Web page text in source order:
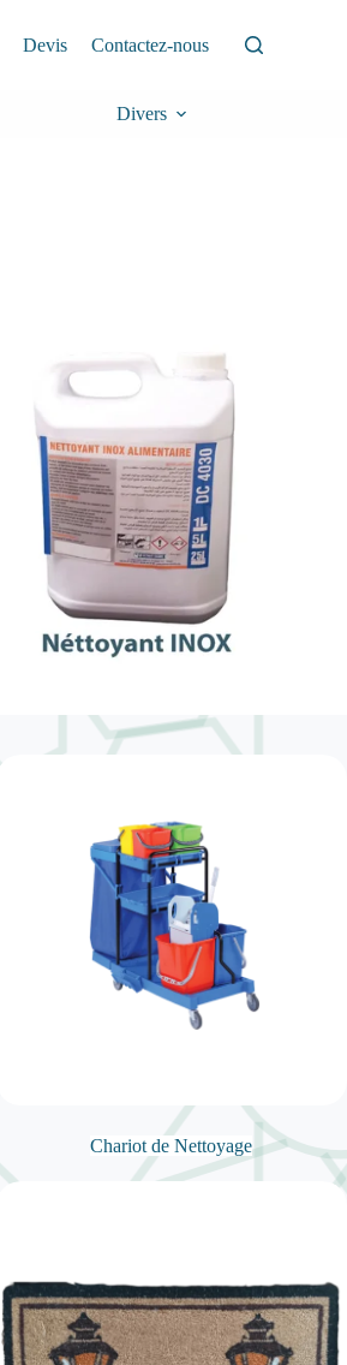
Devis Contactez-nous
Divers
Chariot de Nettoyage